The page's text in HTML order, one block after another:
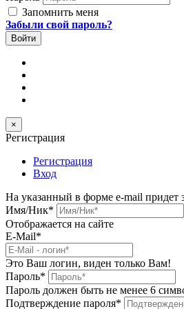
Запомнить меня
Забыли свой пароль?
×
Регистрация
Регистрация
Вход
На указанный в форме e-mail придет
Имя/Ник*
Отображается на сайте
E-Mail*
Это Ваш логин, виден только Вам!
Пароль*
Пароль должен быть не менее 6
Подтверждение пароля*